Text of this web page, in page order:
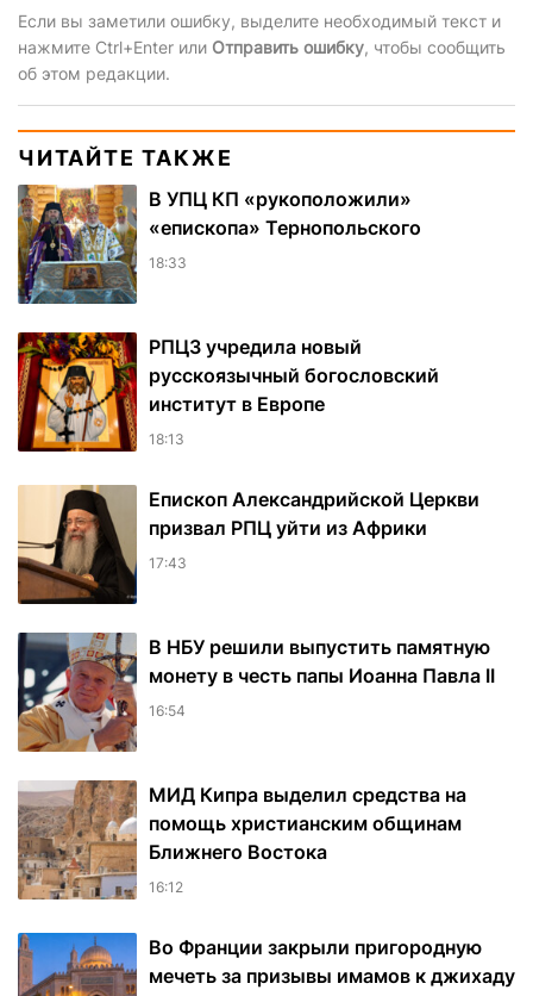
Если вы заметили ошибку, выделите необходимый текст и
нажмите Ctrl+Enter или Отправить ошибку, чтобы сообщить
об этом редакции.
ЧИТАЙТЕ ТАКЖЕ
В УПЦ КП «рукоположили»
«епископа» Тернопольского
18:33
РПЦЗ учредила новый
русскоязычный богословский
институт в Европе
18:13
Епископ Александрийской Церкви
призвал РПЦ уйти из Африки
17:43
В НБУ решили выпустить памятную
монету в честь папы Иоанна Павла II
16:54
МИД Кипра выделил средства на
помощь христианским общинам
Ближнего Востока
16:12
Во Франции закрыли пригородную
мечеть за призывы имамов к джихаду